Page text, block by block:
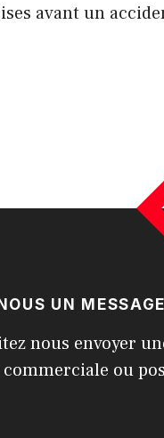
avant un
UN
nous envoyer
ou